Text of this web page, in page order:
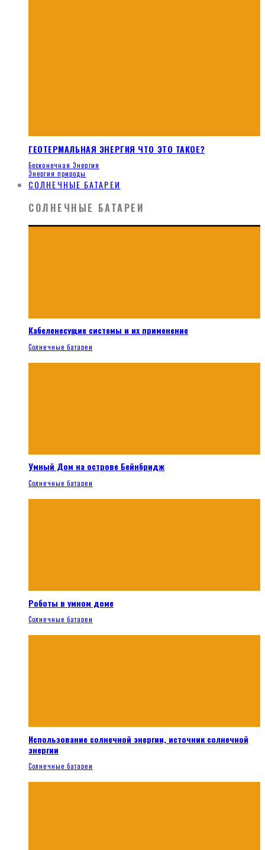
ГЕОТЕРМАЛЬНАЯ ЭНЕРГИЯ ЧТО ЭТО ТАКОЕ?
Бесконечная Энергия
Энергия природы
СОЛНЕЧНЫЕ БАТАРЕИ
СОЛНЕЧНЫЕ БАТАРЕИ
Кабеленесущие системы и их применение
Солнечные батареи
Умный Дом на острове Бейнбридж
Солнечные батареи
Роботы в умном доме
Солнечные батареи
Использование солнечной энергии, источник солнечной
энергии
Солнечные батареи